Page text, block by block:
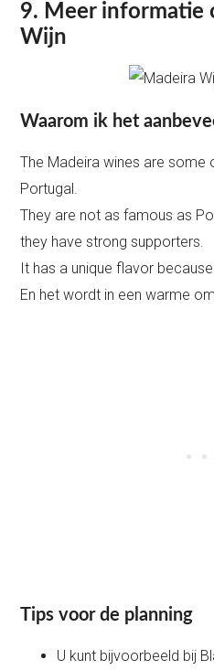
9. Meer informatie
Wijn
Waarom ik het
The Madeira wines are some
Portugal.
They are not as famous as
they have strong supporters.
It has a unique flavor
En het wordt in een warme
Tips voor de planning
U kunt bijvoorbeeld bij